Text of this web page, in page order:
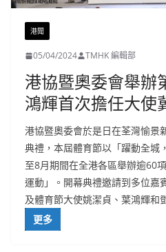
港聞
05/04/2024 TMHK 編輯部
港協暨奧委會舉辦
鴻輝首次擔任大使
港協暨奧委會於是日在荃灣愉景
典禮，本屆體育節以「躍動全城
至8月期間在全港各區舉辦逾60
運動」。開幕典禮邀請到多位嘉
及體育節大使姚潔貞、葉鴻輝和
更多